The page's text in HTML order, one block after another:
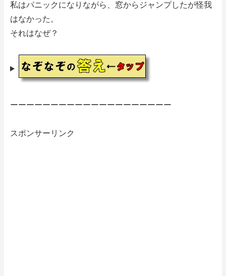
私はパニックになりながら、窓からジャンプしたが怪我
はなかった。
それはなぜ？
ーーーーーーーーーーーーーーーーーーーー
スポンサーリンク